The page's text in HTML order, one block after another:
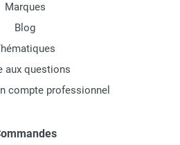
Marques
Blog
aux questions
compte professionnel